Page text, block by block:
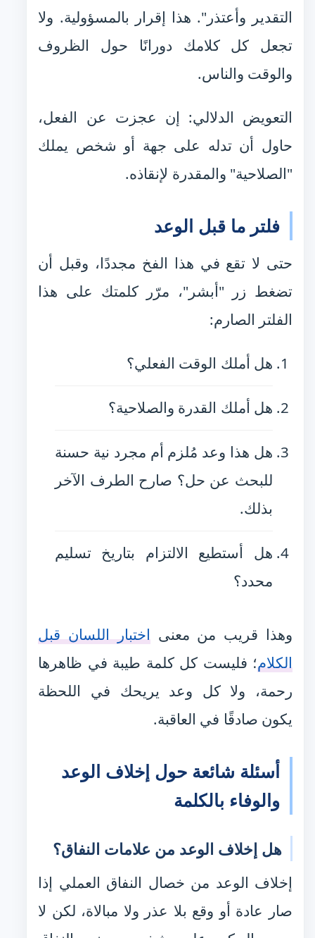
التقدير وأعتذر". هذا إقرار بالمسؤولية. ولا
تجعل كل كلامك دورانًا حول الظروف
والوقت والناس.
التعويض الدلالي: إن عجزت عن الفعل،
حاول أن تدله على جهة أو شخص يملك
"الصلاحية" والمقدرة لإنقاذه.
فلتر ما قبل الوعد
حتى لا تقع في هذا الفخ مجددًا، وقبل أن
تضغط زر "أبشر"، مرّر كلمتك على هذا
الفلتر الصارم:
هل أملك الوقت الفعلي؟
هل أملك القدرة والصلاحية؟
هل هذا وعد مُلزم أم مجرد نية حسنة
للبحث عن حل؟ صارح الطرف الآخر
بذلك.
هل أستطيع الالتزام بتاريخ تسليم
محدد؟
وهذا قريب من معنىاختبار اللسان قبل
الكلام؛ فليست كل كلمة طيبة في ظاهرها
رحمة، ولا كل وعد يريحك في اللحظة
يكون صادقًا في العاقبة.
أسئلة شائعة حول إخلاف الوعد
والوفاء بالكلمة
هل إخلاف الوعد من علامات النفاق؟
إخلاف الوعد من خصال النفاق العملي إذا
صار عادة أو وقع بلا عذر ولا مبالاة، لكن لا